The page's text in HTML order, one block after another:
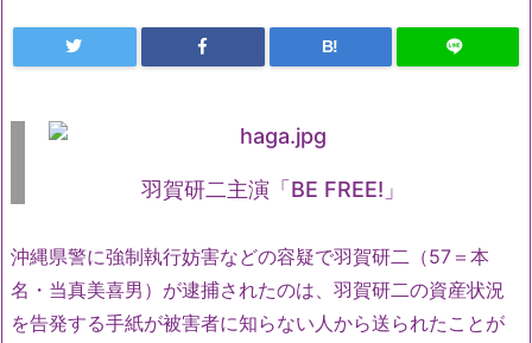
B!
羽賀研二主演「BE FREE!」
沖縄県警に強制執行妨害などの容疑で羽賀研二（57＝本
名・当真美喜男）が逮捕されたのは、羽賀研二の資産状況
を告発する手紙が被害者に知らない人から送られたことが